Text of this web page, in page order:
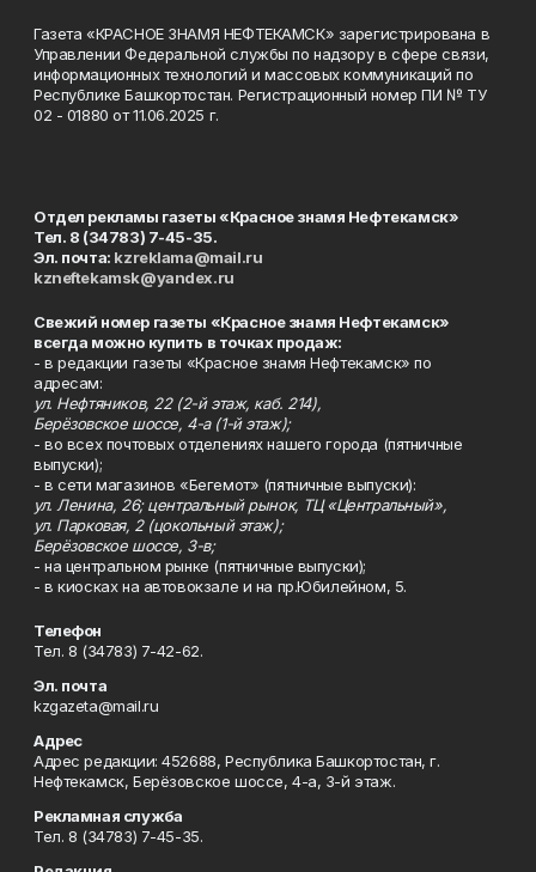
Газета «КРАСНОЕ ЗНАМЯ НЕФТЕКАМСК» зарегистрирована в
Управлении Федеральной службы по надзору в сфере связи,
информационных технологий и массовых коммуникаций по
Республике Башкортостан. Регистрационный номер ПИ № ТУ
02 - 01880 от 11.06.2025 г.
Отдел рекламы газеты «Красное знамя Нефтекамск»
Тел. 8 (34783) 7-45-35.
Эл. почта: kzreklama@mail.ru
kzneftekamsk@yandex.ru
Свежий номер газеты «Красное знамя Нефтекамск»
всегда можно купить в точках продаж:
- в редакции газеты «Красное знамя Нефтекамск» по
адресам:
ул. Нефтяников, 22 (2-й этаж, каб. 214),
Берёзовское шоссе, 4-а (1-й этаж);
- во всех почтовых отделениях нашего города (пятничные
выпуски);
- в сети магазинов «Бегемот» (пятничные выпуски):
ул. Ленина, 26; центральный рынок, ТЦ «Центральный»,
ул. Парковая, 2 (цокольный этаж);
Берёзовское шоссе, 3-в;
- на центральном рынке (пятничные выпуски);
- в киосках на автовокзале и на пр.Юбилейном, 5.
Телефон
Тел. 8 (34783) 7-42-62.
Эл. почта
kzgazeta@mail.ru
Адрес
Адрес редакции: 452688, Республика Башкортостан, г.
Нефтекамск, Берёзовское шоссе, 4-а, 3-й этаж.
Рекламная служба
Тел. 8 (34783) 7-45-35.